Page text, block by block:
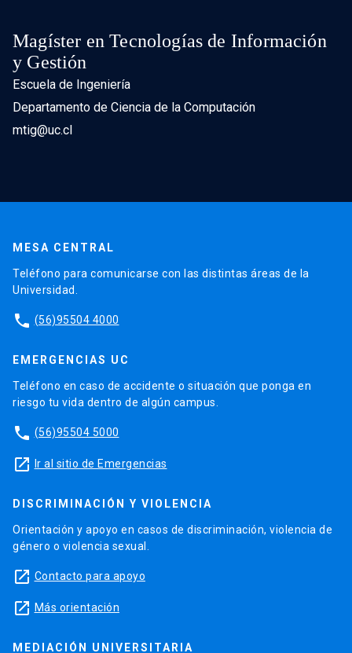
Magíster en Tecnologías de Información
y Gestión
Escuela de Ingeniería
Departamento de Ciencia de la Computación
mtig@uc.cl
MESA CENTRAL
Teléfono para comunicarse con las distintas áreas de la
Universidad.
phone (56)95504 4000
EMERGENCIAS UC
Teléfono en caso de accidente o situación que ponga en
riesgo tu vida dentro de algún campus.
phone (56)95504 5000
launch Ir al sitio de Emergencias
DISCRIMINACIÓN Y VIOLENCIA
Orientación y apoyo en casos de discriminación, violencia de
género o violencia sexual.
launch Contacto para apoyo
launch Más orientación
MEDIACIÓN UNIVERSITARIA